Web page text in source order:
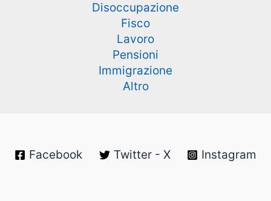
Disoccupazione
Fisco
Lavoro
Pensioni
Immigrazione
Altro
Facebook Twitter - X Instagram